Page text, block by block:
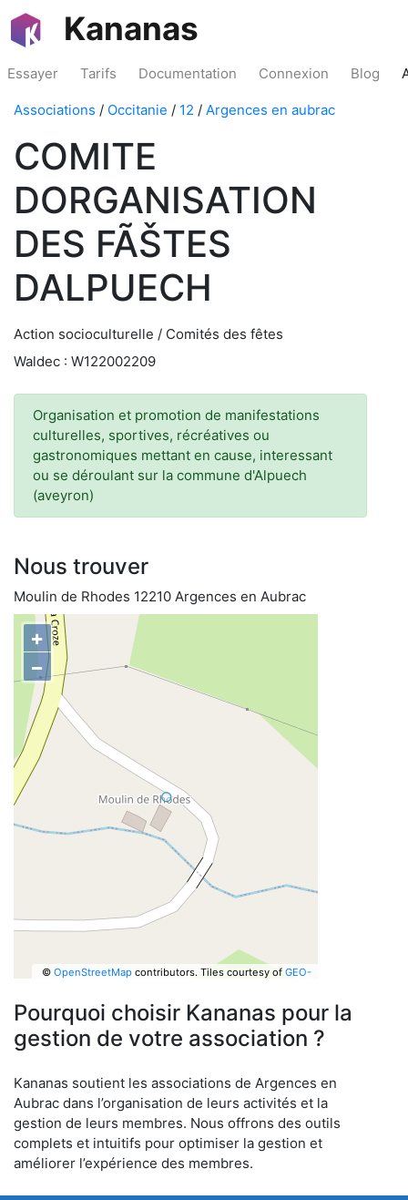
Kananas
Essayer Tarifs Documentation Connexion Blog
Associations / Occitanie / 12 / Argences en aubrac
COMITE
DORGANISATION
DES FÃŠTES
DALPUECH
Action socioculturelle / Comités des fêtes
Waldec : W122002209
Organisation et promotion de manifestations
culturelles, sportives, récréatives ou
gastronomiques mettant en cause, interessant
ou se déroulant sur la commune d'Alpuech
(aveyron)
Nous trouver
Moulin de Rhodes 12210 Argences en Aubrac
+
−
© OpenStreetMapcontributors. Tiles courtesy of GEO-
Pourquoi choisir Kananas pour la
gestion de votre association ?
Kananas soutient les associations de Argences en
Aubrac dans l’organisation de leurs activités et la
gestion de leurs membres. Nous offrons des outils
complets et intuitifs pour optimiser la gestion et
améliorer l’expérience des membres.